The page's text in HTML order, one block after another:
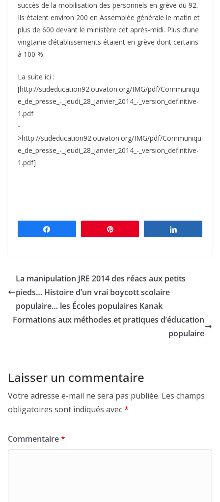
succès de la mobilisation des personnels en grève du 92.
Ils étaient environ 200 en Assemblée générale le matin et
plus de 600 devant le ministère cet après-midi. Plus d’une
vingtaine d’établissements étaient en grève dont certains
à 100 %.
La suite ici :
[http://sudeducation92.ouvaton.org/IMG/pdf/Communiqu
e_de_presse_-_jeudi_28_janvier_2014_-_version_definitive-
1.pdf
-
>http://sudeducation92.ouvaton.org/IMG/pdf/Communiqu
e_de_presse_-_jeudi_28_janvier_2014_-_version_definitive-
1.pdf]
La manipulation JRE 2014 des réacs aux petits
pieds… Histoire d’un vrai boycott scolaire
populaire… les Écoles populaires Kanak
Formations aux méthodes et pratiques d’éducation
populaire
Laisser un commentaire
Votre adresse e-mail ne sera pas publiée. Les champs
obligatoires sont indiqués avec*
Commentaire*